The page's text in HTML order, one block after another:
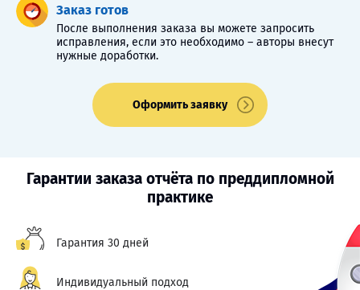
Заказ готов
После выполнения заказа вы можете запросить
исправления, если это необходимо – авторы внесут
нужные доработки.
Оформить заявку
Гарантии заказа отчёта по преддипломной
практике
Гарантия 30 дней
Индивидуальный подход